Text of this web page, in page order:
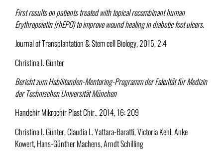
First results on patients treated with topical recombinant human
Erythropoietin (rhEPO) to improve wound healing in diabetic foot ulcers.
Journal of Transplantation & Stem cell Biology, 2015, 2:4
Christina I. Günter
Bericht zum Habilitanden-Mentoring-Programm der Fakultät für Medizin
der Technischen Universität München
Handchir Mikrochir Plast Chir., 2014, 16: 209
Christina I. Günter, Claudia L. Yattara-Baratti, Victoria Kehl, Anke
Kowert, Hans-Günther Machens, Arndt Schilling